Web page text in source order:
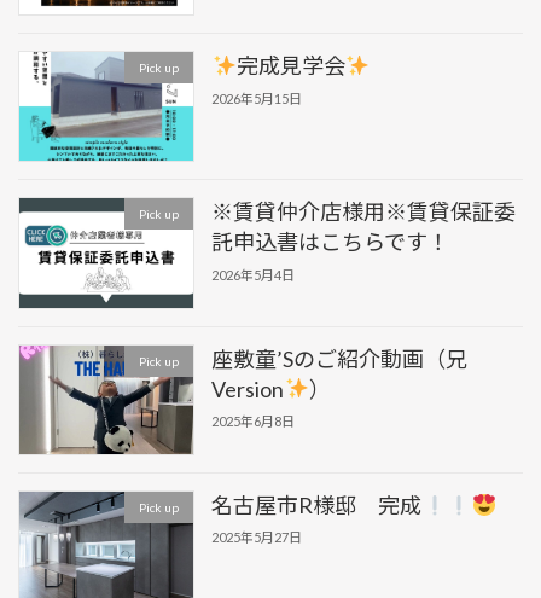
Pick up 完成見学会
2026年5月15日
Pick up
※賃貸仲介店様用※賃貸保証委
託申込書はこちらです！
2026年5月4日
Pick up
座敷童’Sのご紹介動画（兄
Version
）
2025年6月8日
Pick up 名古屋市R様邸 完成
2025年5月27日